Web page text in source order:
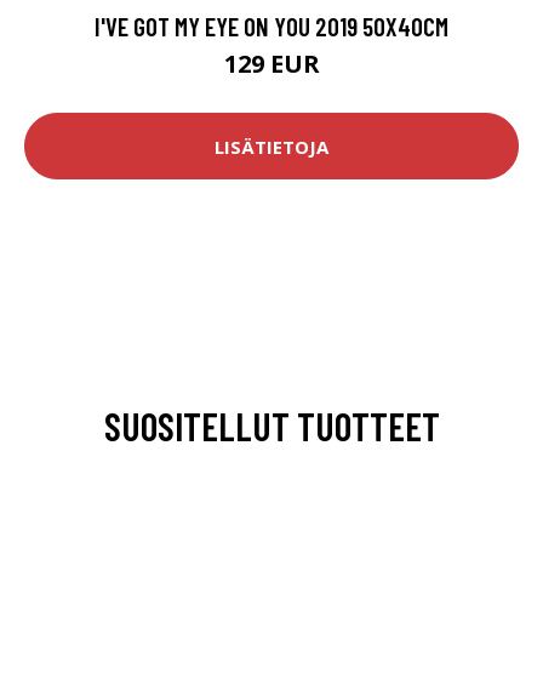
I'VE GOT MY EYE ON YOU 2019 50X40CM
129 EUR
LISÄTIETOJA
SUOSITELLUT TUOTTEET